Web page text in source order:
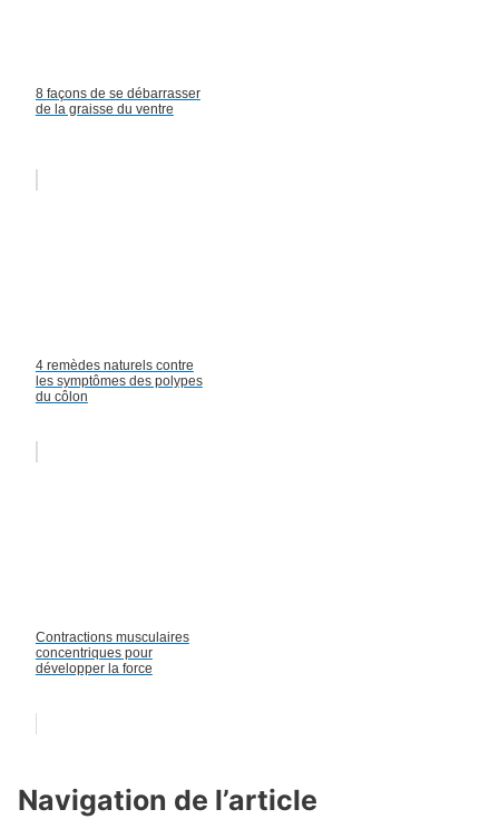
8 façons de se débarrasser
de la graisse du ventre
4 remèdes naturels contre
les symptômes des polypes
du côlon
Contractions musculaires
concentriques pour
développer la force
Navigation de l’article